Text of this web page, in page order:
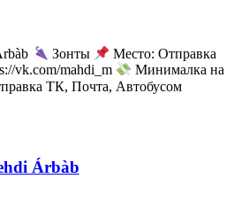
Зонты
Место: Отправка
vk.com/mahdi_m
Минималка на
ТК, Почта, Автобусом
Árbàb